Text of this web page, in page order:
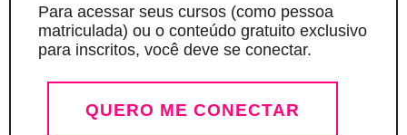
Para acessar seus cursos (como pessoa
matriculada) ou o conteúdo gratuito exclusivo
para inscritos, você deve se conectar.
QUERO ME CONECTAR